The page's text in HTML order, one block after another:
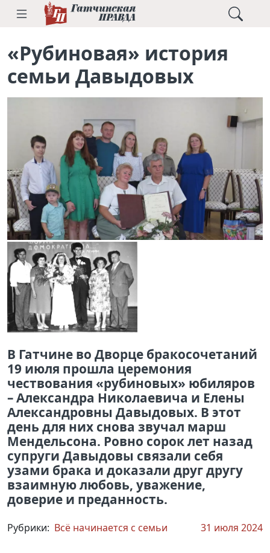
«Рубиновая» история
семьи Давыдовых
В Гатчине во Дворце бракосочетаний
19 июля прошла церемония
чествования «рубиновых» юбиляров
– Александра Николаевича и Елены
Александровны Давыдовых. В этот
день для них снова звучал марш
Мендельсона. Ровно сорок лет назад
супруги Давыдовы связали себя
узами брака и доказали друг другу
взаимную любовь, уважение,
доверие и преданность.
Рубрики: Всё начинается с семьи 31 июля 2024